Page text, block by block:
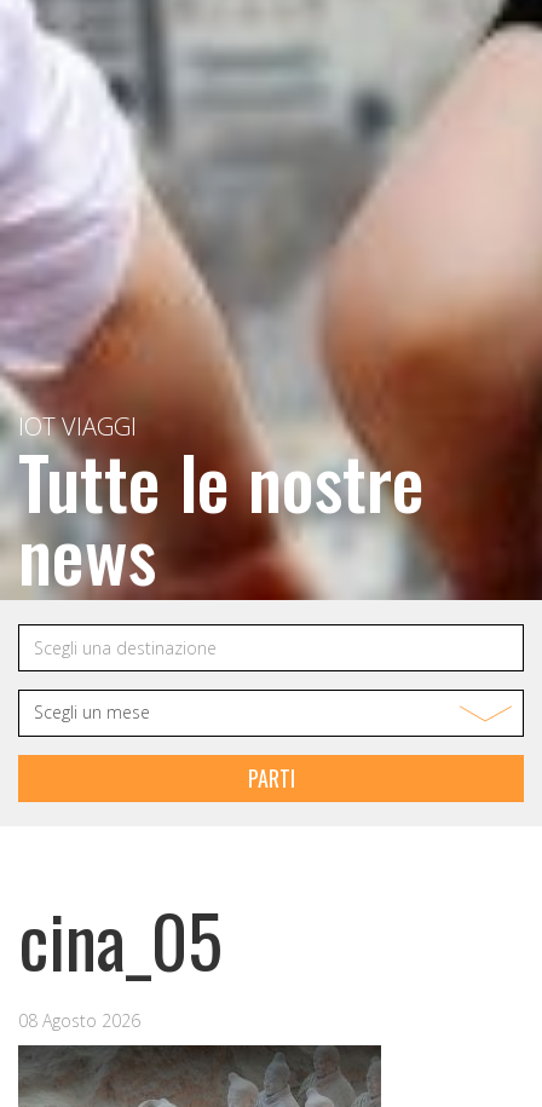
IOT VIAGGI
Tutte le nostre
news
PARTI
cina_05
08 Agosto 2026